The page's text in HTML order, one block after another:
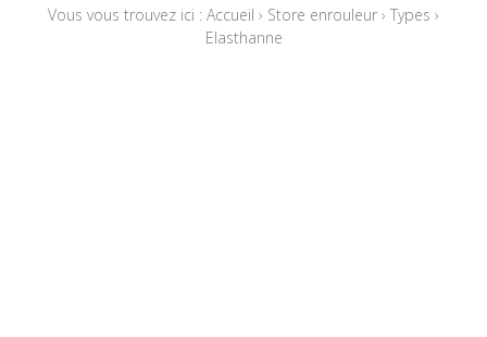
Vous vous trouvez ici : Accueil › Store enrouleur › Types ›
Elasthanne